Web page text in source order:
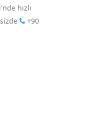
hızlı
+90